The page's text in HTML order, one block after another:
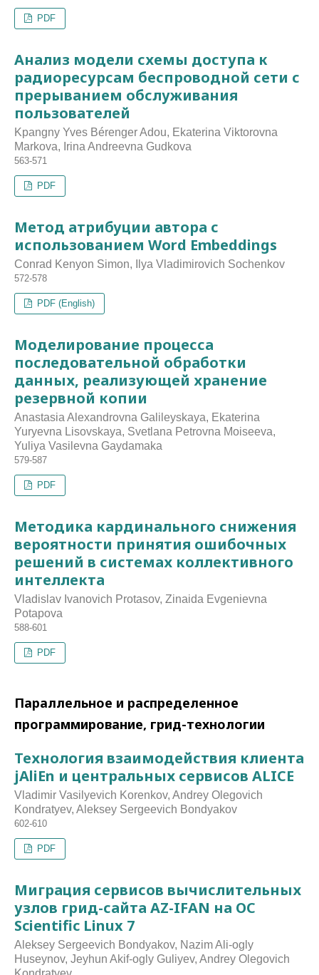
PDF
Анализ модели схемы доступа к
радиоресурсам беспроводной сети с
прерыванием обслуживания
пользователей
Kpangny Yves Bérenger Adou, Ekaterina Viktorovna
Markova, Irina Andreevna Gudkova
563-571
PDF
Метод атрибуции автора с
использованием Word Embeddings
Conrad Kenyon Simon, Ilya Vladimirovich Sochenkov
572-578
PDF (English)
Моделирование процесса
последовательной обработки
данных, реализующей хранение
резервной копии
Anastasia Alexandrovna Galileyskaya, Ekaterina
Yuryevna Lisovskaya, Svetlana Petrovna Moiseeva,
Yuliya Vasilevna Gaydamaka
579-587
PDF
Методика кардинального снижения
вероятности принятия ошибочных
решений в системах коллективного
интеллекта
Vladislav Ivanovich Protasov, Zinaida Evgenievna
Potapova
588-601
PDF
Параллельное и распределенное
программирование, грид-технологии
Технология взаимодействия клиента
jAliEn и центральных сервисов ALICE
Vladimir Vasilyevich Korenkov, Andrey Olegovich
Kondratyev, Aleksey Sergeevich Bondyakov
602-610
PDF
Миграция сервисов вычислительных
узлов грид-сайта AZ-IFAN на ОС
Scientific Linux 7
Aleksey Sergeevich Bondyakov, Nazim Ali-ogly
Huseynov, Jeyhun Akif-ogly Guliyev, Andrey Olegovich